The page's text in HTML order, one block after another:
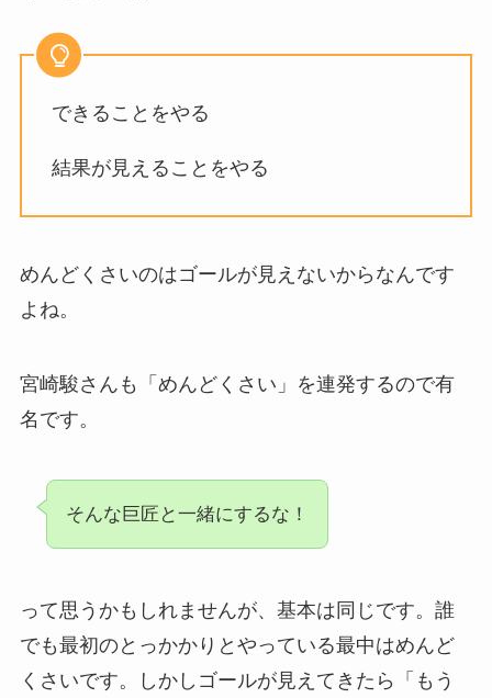
できることをやる
結果が見えることをやる
めんどくさいのはゴールが見えないからなんです
よね。
宮崎駿さんも「めんどくさい」を連発するので有
名です。
そんな巨匠と一緒にするな！
って思うかもしれませんが、基本は同じです。誰
でも最初のとっかかりとやっている最中はめんど
くさいです。しかしゴールが見えてきたら「もう